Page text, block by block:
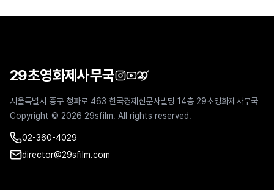
29초영화제사무국
서울특별시 중구 청파로 463 한국경제신문사빌딩 14층 29초영화제사무국
Copyright © 2026 29sfilm. All rights reserved.
02-360-4029
director@29sfilm.com